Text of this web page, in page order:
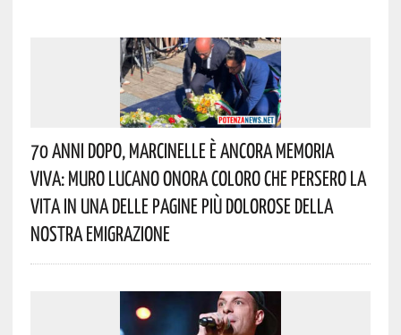
70 Anni Dopo, Marcinelle È Ancora Memoria
Viva: Muro Lucano Onora Coloro Che Persero La
Vita In Una Delle Pagine Più Dolorose Della
Nostra Emigrazione